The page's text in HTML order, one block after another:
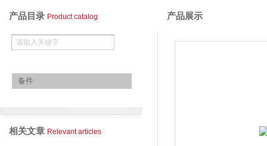
产品目录 Product catalog
备件
相关文章 Relevant articles
产品展示